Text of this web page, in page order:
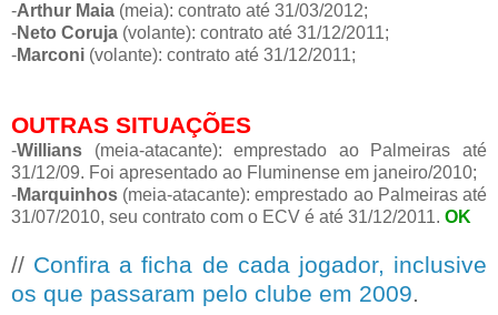
-Arthur Maia (meia): contrato até 31/03/2012;
-Neto Coruja (volante): contrato até 31/12/2011;
-Marconi (volante): contrato até 31/12/2011;
OUTRAS SITUAÇÕES
-Willians (meia-atacante): emprestado ao Palmeiras até
31/12/09. Foi apresentado ao Fluminense em janeiro/2010;
-Marquinhos (meia-atacante): emprestado ao Palmeiras até
31/07/2010, seu contrato com o ECV é até 31/12/2011. OK
// Confira a ficha de cada jogador, inclusive
os que passaram pelo clube em 2009.